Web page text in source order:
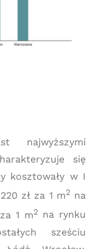
najwyższymi
się
kosztowały w I
zł za 1 m2 na
1 m2 na rynku
sześciu